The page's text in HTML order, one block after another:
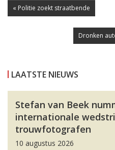
« Politie zoekt straatbende
Dronken
LAATSTE NIEUWS
Stefan van Beek
internationale
trouwfotografen
10 augustus 2026